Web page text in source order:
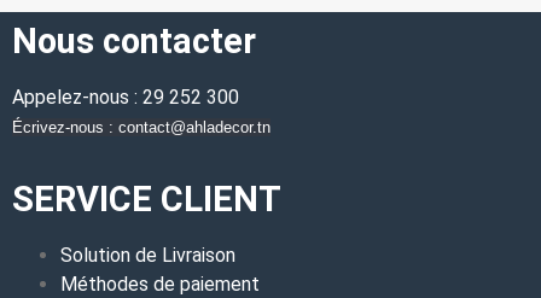
Nous contacter
Appelez-nous : 29 252 300
Écrivez-nous : contact@ahladecor.tn
SERVICE CLIENT
Solution de Livraison
Méthodes de paiement